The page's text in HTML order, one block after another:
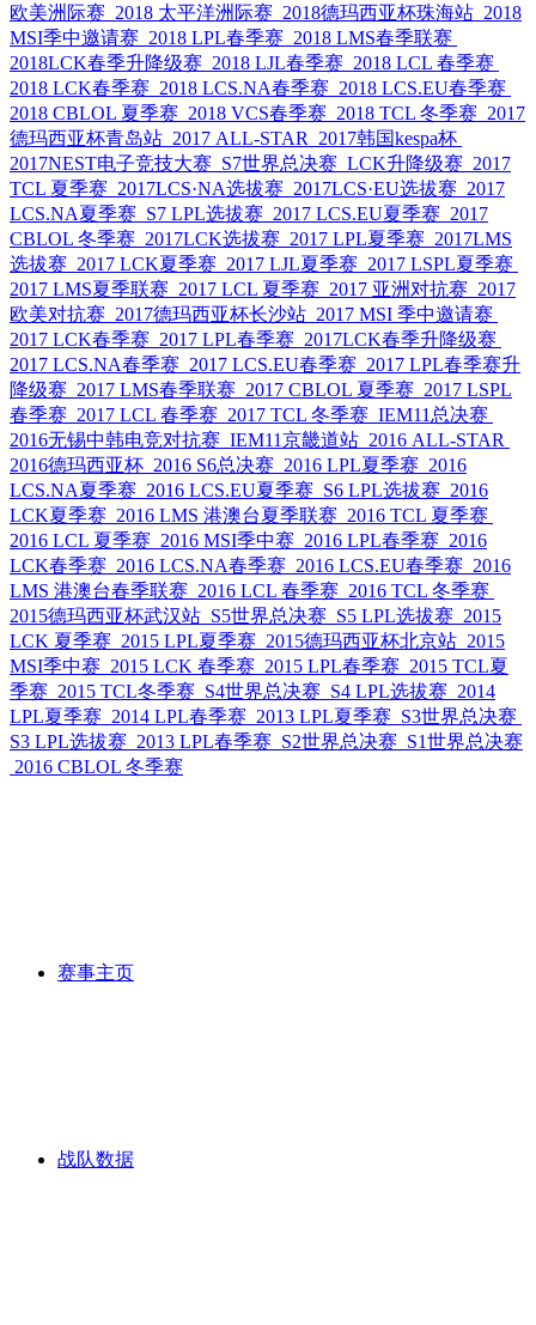
欧美洲际赛 2018 太平洋洲际赛 2018德玛西亚杯珠海站 2018
MSI季中邀请赛 2018 LPL春季赛 2018 LMS春季联赛
2018LCK春季升降级赛 2018 LJL春季赛 2018 LCL 春季赛
2018 LCK春季赛 2018 LCS.NA春季赛 2018 LCS.EU春季赛
2018 CBLOL 夏季赛 2018 VCS春季赛 2018 TCL 冬季赛 2017
德玛西亚杯青岛站 2017 ALL-STAR
2017韩国kespa杯
2017NEST电子竞技大赛 S7世界总决赛 LCK升降级赛 2017
TCL 夏季赛 2017LCS·NA选拔赛 2017LCS·EU选拔赛 2017
LCS.NA夏季赛 S7 LPL选拔赛 2017 LCS.EU夏季赛 2017
CBLOL 冬季赛 2017LCK选拔赛 2017 LPL夏季赛 2017LMS
选拔赛 2017 LCK夏季赛 2017 LJL夏季赛 2017 LSPL夏季赛
2017 LMS夏季联赛 2017 LCL 夏季赛 2017 亚洲对抗赛 2017
欧美对抗赛 2017德玛西亚杯长沙站 2017 MSI 季中邀请赛
2017 LCK春季赛 2017 LPL春季赛 2017LCK春季升降级赛
2017 LCS.NA春季赛 2017 LCS.EU春季赛 2017 LPL春季赛升
降级赛 2017 LMS春季联赛 2017 CBLOL 夏季赛 2017 LSPL
春季赛 2017 LCL 春季赛 2017 TCL 冬季赛 IEM11总决赛
2016无锡中韩电竞对抗赛 IEM11京畿道站 2016 ALL-STAR
2016德玛西亚杯 2016 S6总决赛 2016 LPL夏季赛 2016
LCS.NA夏季赛 2016 LCS.EU夏季赛 S6 LPL选拔赛 2016
LCK夏季赛 2016 LMS 港澳台夏季联赛 2016 TCL 夏季赛
2016 LCL 夏季赛 2016 MSI季中赛 2016 LPL春季赛 2016
LCK春季赛 2016 LCS.NA春季赛 2016 LCS.EU春季赛 2016
LMS 港澳台春季联赛 2016 LCL 春季赛 2016 TCL 冬季赛
2015德玛西亚杯武汉站 S5世界总决赛 S5 LPL选拔赛 2015
LCK 夏季赛 2015 LPL夏季赛 2015德玛西亚杯北京站 2015
MSI季中赛 2015 LCK 春季赛 2015 LPL春季赛 2015 TCL夏
季赛 2015 TCL冬季赛 S4世界总决赛 S4 LPL选拔赛 2014
LPL夏季赛 2014 LPL春季赛 2013 LPL夏季赛 S3世界总决赛
S3 LPL选拔赛 2013 LPL春季赛 S2世界总决赛 S1世界总决赛
2016 CBLOL 冬季赛
赛事主页
战队数据